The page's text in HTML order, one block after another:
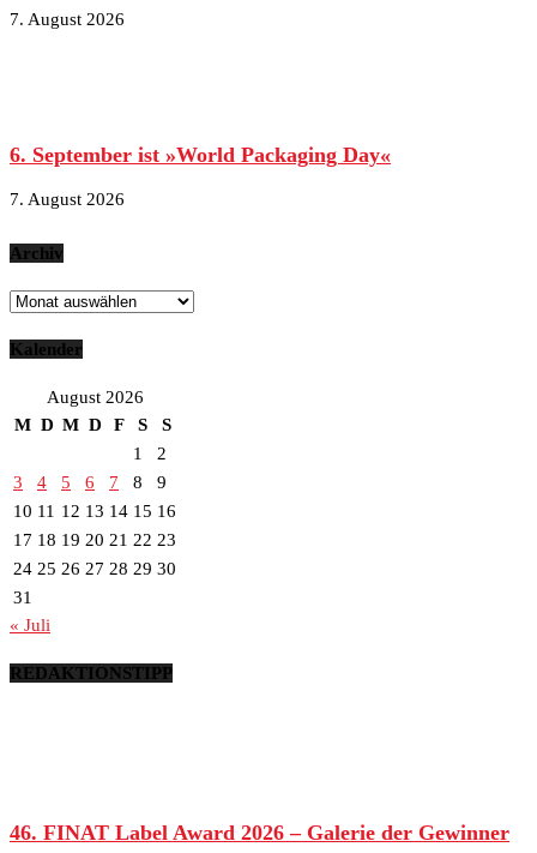
7. August 2026
6. September ist »World Packaging Day«
7. August 2026
Archiv
Archiv
Kalender
August 2026
M D M D F S
S
1
2
3
4 5 6 7 8
9
10 11 12 13 14 15 16
17 18 19 20 21 22 23
24 25 26 27 28 29 30
31
« Juli
REDAKTIONSTIPP
46. FINAT Label Award 2026 – Galerie der Gewinner